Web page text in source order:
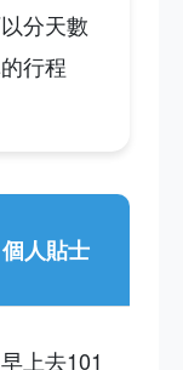
分天數
行程
個人貼士
早上去101